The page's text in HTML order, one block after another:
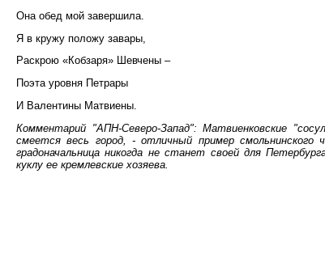
Она обед мой завершила.
Я в кружу положу завары,
Раскрою «Кобзаря» Шевчены –
Поэта уровня Петрары
И Валентины Матвиены.
Комментарий "АПН-Северо-Запад": Матвиенковские
смеется весь город, - отличный пример
градоначальница никогда не станет своей для
куклу ее кремлевские хозяева.